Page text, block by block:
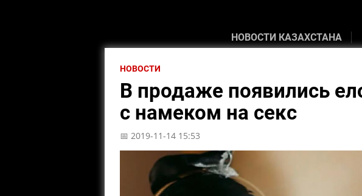
НОВОСТИ КАЗАХСТАНА
НОВОСТИ
В продаже появились
с намеком на секс
📅 2019-11-14 15:53